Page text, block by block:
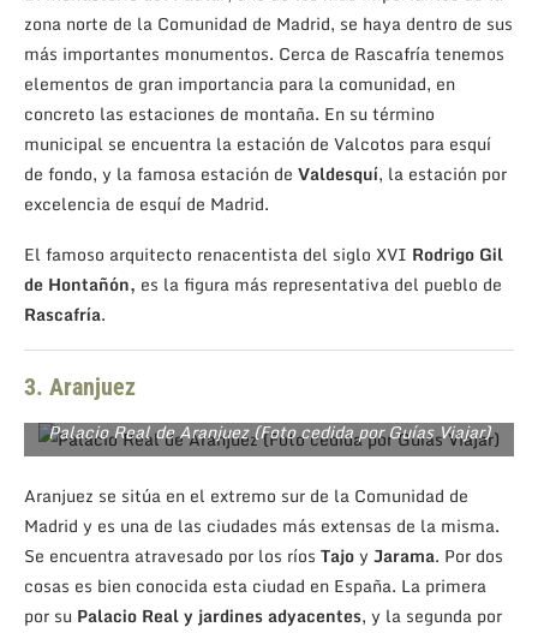
zona norte de la Comunidad de Madrid, se haya dentro de sus
más importantes monumentos. Cerca de Rascafría tenemos
elementos de gran importancia para la comunidad, en
concreto las estaciones de montaña. En su término
municipal se encuentra la estación de Valcotos para esquí
de fondo, y la famosa estación de Valdesquí, la estación por
excelencia de esquí de Madrid.
El famoso arquitecto renacentista del siglo XVI Rodrigo Gil
de Hontañón, es la figura más representativa del pueblo de
Rascafría.
3. Aranjuez
Palacio Real de Aranjuez (Foto cedida por Guías Viajar)
Aranjuez se sitúa en el extremo sur de la Comunidad de
Madrid y es una de las ciudades más extensas de la misma.
Se encuentra atravesado por los ríos Tajoy Jarama. Por dos
cosas es bien conocida esta ciudad en España. La primera
por su Palacio Real y jardines adyacentes, y la segunda por